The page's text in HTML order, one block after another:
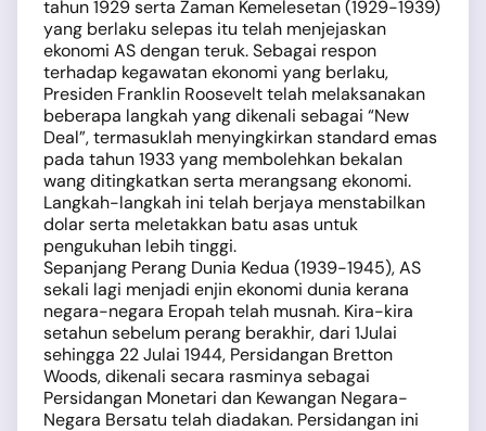
tahun 1929 serta Zaman Kemelesetan (1929-1939)
yang berlaku selepas itu telah menjejaskan
ekonomi AS dengan teruk. Sebagai respon
terhadap kegawatan ekonomi yang berlaku,
Presiden Franklin Roosevelt telah melaksanakan
beberapa langkah yang dikenali sebagai “New
Deal”, termasuklah menyingkirkan standard emas
pada tahun 1933 yang membolehkan bekalan
wang ditingkatkan serta merangsang ekonomi.
Langkah-langkah ini telah berjaya menstabilkan
dolar serta meletakkan batu asas untuk
pengukuhan lebih tinggi.
Sepanjang Perang Dunia Kedua (1939-1945), AS
sekali lagi menjadi enjin ekonomi dunia kerana
negara-negara Eropah telah musnah. Kira-kira
setahun sebelum perang berakhir, dari 1Julai
sehingga 22 Julai 1944, Persidangan Bretton
Woods, dikenali secara rasminya sebagai
Persidangan Monetari dan Kewangan Negara-
Negara Bersatu telah diadakan. Persidangan ini